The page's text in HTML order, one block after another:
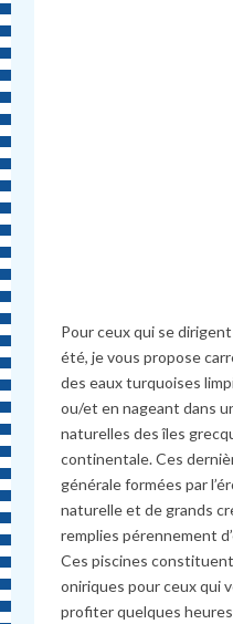
Pour ceux qui se
été, je vous propose
des eaux turquoises
ou/et en nageant dans
naturelles des îles
continentale. Ces
générale formées par
naturelle et de grands
remplies pérennement
Ces piscines
oniriques pour ceux qui
profiter quelques